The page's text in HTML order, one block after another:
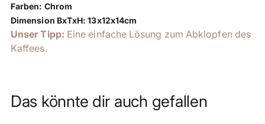
Farben: Chrom
Dimension BxTxH: 13x12x14cm
Unser Tipp: Eine einfache Lösung zum Abklopfen des
Kaffees.
Das könnte dir auch gefallen